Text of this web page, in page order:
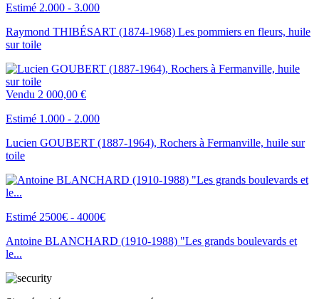
Estimé 2.000 - 3.000
Raymond THIBÉSART (1874-1968) Les pommiers en fleurs, huile
sur toile
Vendu 2 000,00 €
Estimé 1.000 - 2.000
Lucien GOUBERT (1887-1964), Rochers à Fermanville, huile sur
toile
Estimé 2500€ - 4000€
Antoine BLANCHARD (1910-1988) "Les grands boulevards et
le...